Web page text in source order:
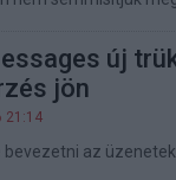
új
jön
21:14
bevezetni az